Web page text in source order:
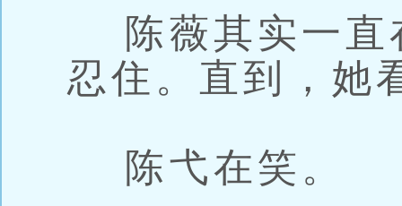
陈薇其实一直
忍住。直到，
陈弋在笑。